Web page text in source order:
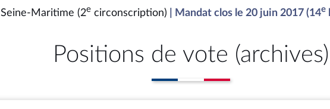
Seine-Maritime (2e circonscription) | Mandat clos le 20 juin 2017 (14e
Positions de vote (archives)